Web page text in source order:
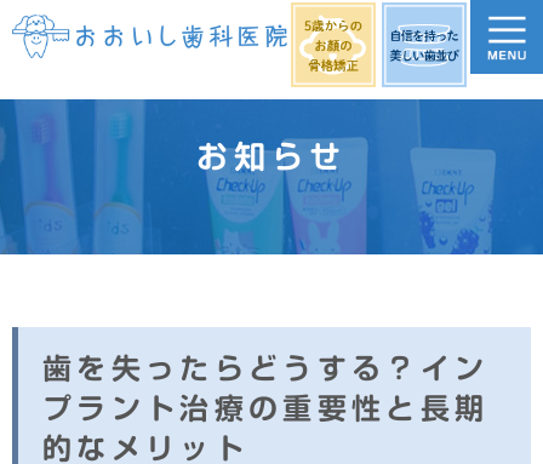
お知らせ
歯を失ったらどうする？イン
プラント治療の重要性と長期
的なメリット